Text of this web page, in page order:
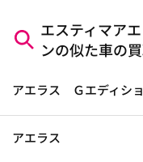
エスティマア
ンの似た車の
アエラス Ｇエディシ
アエラス